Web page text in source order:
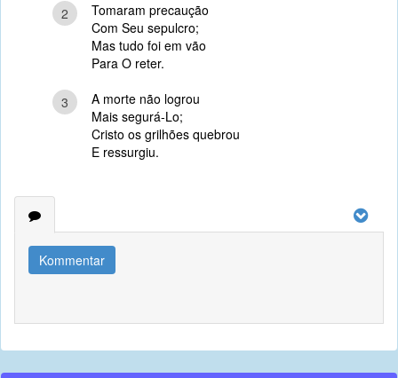
2
Tomaram precaução
Com Seu sepulcro;
Mas tudo foi em vão
Para O reter.
3
A morte não logrou
Mais segurá-Lo;
Cristo os grilhões quebrou
E ressurgiu.
Kommentar